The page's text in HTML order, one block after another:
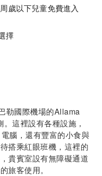
歲以下兒童免費進入
擇
勒國際機場的Allama
這裡設有各種設施，
腦，還有豐富的小食與
搭乘紅眼班機，這裡的
貴賓室設有無障礙通道
旅客使用。